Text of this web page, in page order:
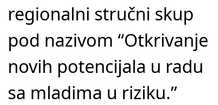
regionalni stručni skup
pod nazivom “Otkrivanje
novih potencijala u radu
sa mladima u riziku.”